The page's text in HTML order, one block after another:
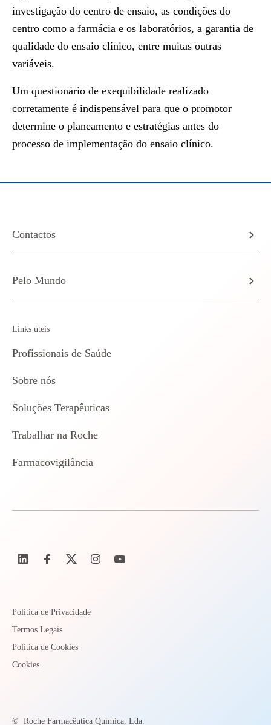
investigação do centro de ensaio, as condições do
centro como a farmácia e os laboratórios, a garantia de
qualidade do ensaio clínico, entre muitas outras
variáveis.
Um questionário de exequibilidade realizado
corretamente é indispensável para que o promotor
determine o planeamento e estratégias antes do
processo de implementação do ensaio clínico.
Contactos
Pelo Mundo
Links úteis
Profissionais de Saúde
Sobre nós
Soluções Terapêuticas
Trabalhar na Roche
Farmacovigilância
Política de Privacidade
Termos Legais
Política de Cookies
Cookies
© Roche Farmacêutica Química, Lda.